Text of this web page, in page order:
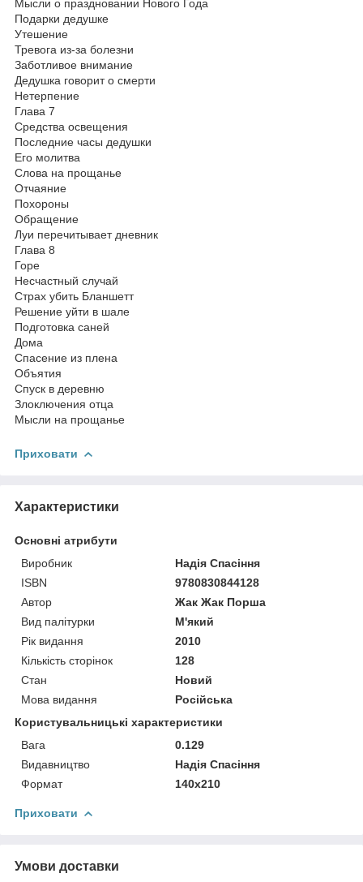
Мысли о праздновании Нового Года
Подарки дедушке
Утешение
Тревога из-за болезни
Заботливое внимание
Дедушка говорит о смерти
Нетерпение
Глава 7
Средства освещения
Последние часы дедушки
Его молитва
Слова на прощанье
Отчаяние
Похороны
Обращение
Луи перечитывает дневник
Глава 8
Горе
Несчастный случай
Страх убить Бланшетт
Решение уйти в шале
Подготовка саней
Дома
Спасение из плена
Объятия
Спуск в деревню
Злоключения отца
Мысли на прощанье
Приховати
Характеристики
Основні атрибути
Виробник
Надія Спасіння
ISBN
9780830844128
Автор
Жак Жак Порша
Вид палітурки
М'який
Рік видання
2010
Кількість сторінок
128
Стан
Новий
Мова видання
Російська
Користувальницькі характеристики
Вага
0.129
Видавництво
Надія Спасіння
Формат
140х210
Приховати
Умови доставки